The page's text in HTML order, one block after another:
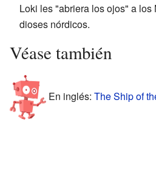
Loki les "abriera los ojos" a
dioses nórdicos.
Véase también
En inglés: The Ship of